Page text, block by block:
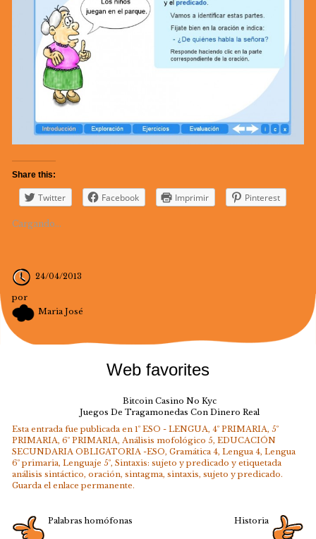
Share this:
Twitter Facebook Imprimir Pinterest
Cargando...
24/04/2013
por
Maria José
Web favorites
Bitcoin Casino No Kyc
Juegos De Tragamonedas Con Dinero Real
Esta entrada fue publicada en 1º ESO - LENGUA, 4º PRIMARIA, 5º
PRIMARIA, 6º PRIMARIA, Análisis mofológico 5, EDUCACIÓN
SECUNDARIA OBLIGATORIA -ESO, Gramática 4, Lengua 4, Lengua
6º primaria, Lenguaje 5º, Sintaxis: sujeto y predicado y etiquetada
análisis sintáctico, oración, sintagma, sintaxis, sujeto y predicado.
Guarda el enlace permanente.
Palabras homófonas Historia